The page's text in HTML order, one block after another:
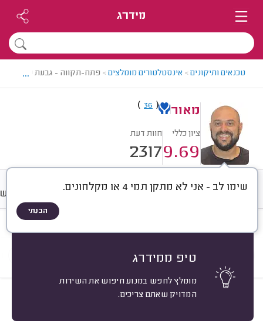
מידרג
טכנאים ותיקונים> אינסטלטורים מומלצים> פתח-תקווה - גבעת שמואל >
...
מאור (
36
)
ציון כללי
9.69
חוות דעת
2317
שימו לב - אני לא מתקן תמי 4 או מקלחונים.
הבנתי
טיפ ממידרג
מומלץ לחפש במנוע חיפוש את השירות
המדויק שאתם צריכים.
חוות דעת מחירים ממוצע
סוגי סתימות
אלינה גלוזמן, פתח תקווה.